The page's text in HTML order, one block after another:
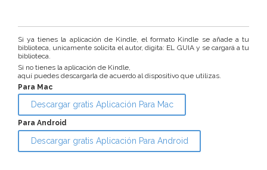
Si ya tienes la aplicación de Kindle, el formato Kindle se añade a tu
biblioteca, unicamente solicita el autor, digita: EL GUIA y se cargará a tu
biblioteca.
Si no tienes la aplicación de Kindle,
aquí puedes descargarla de acuerdo al dispositivo que utilizas.
Para Mac
Descargar gratis Aplicación Para Mac
Para Android
Descargar gratis Aplicación Para Android